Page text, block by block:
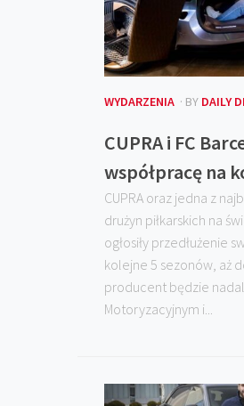
WYDARZENIA · BY DAILY
CUPRA i FC
współpracę na
CUPRA oraz jedna z
drużyn piłkarskich na
ogłosiły przedłużenie
kolejne 5 sezonów, aż
producent będzie
Motoryzacyjnym i...